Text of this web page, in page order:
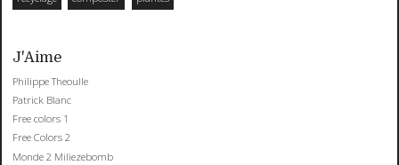
J'Aime
Philippe Theoulle
Patrick Blanc
Free colors 1
Free Colors 2
Monde 2 Miliezebomb